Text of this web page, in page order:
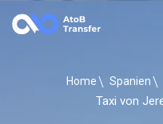
Home Spanien